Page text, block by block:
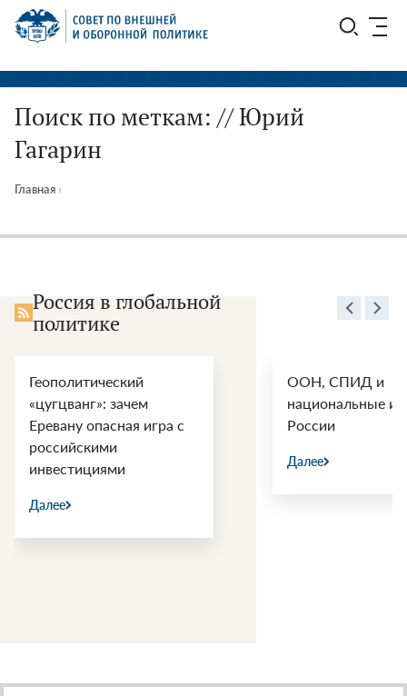
Перейти
СВОП
Поиск по меткам: // Юрий
Гагарин
Главная ›
Россия в глобальной
политике
Геополитический
«цугцванг»: зачем
Еревану опасная игра с
российскими
инвестициями
Далее
ООН, СПИД и
национальные
России
Далее